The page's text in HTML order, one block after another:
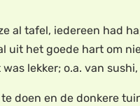
al tafel, iedereen had
uit het goede hart om
lekker; o.a. van
doen en de donkere